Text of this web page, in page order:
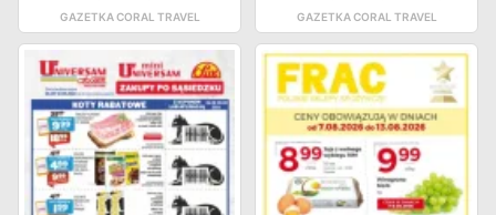
GAZETKA CORAL TRAVEL GAZETKA CORAL TRAVEL